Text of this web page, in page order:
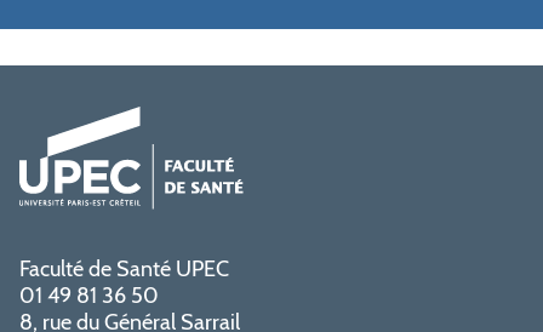
Faculté de Santé UPEC
01 49 81 36 50
8, rue du Général Sarrail